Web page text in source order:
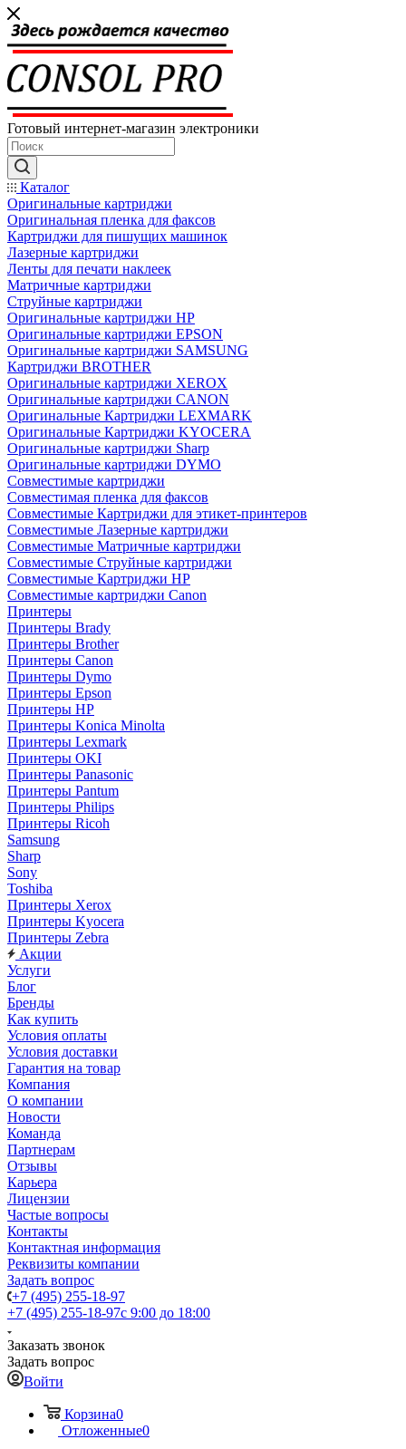
Готовый интернет-магазин электроники
Каталог
Оригинальные картриджи
Оригинальная пленка для факсов
Картриджи для пишущих машинок
Лазерные картриджи
Ленты для печати наклеек
Матричные картриджи
Струйные картриджи
Оригинальные картриджи HP
Оригинальные картриджи EPSON
Оригинальные картриджи SAMSUNG
Картриджи BROTHER
Оригинальные картриджи XEROX
Оригинальные картриджи CANON
Оригинальные Картриджи LEXMARK
Оригинальные Картриджи KYOCERA
Оригинальные картриджи Sharp
Оригинальные картриджи DYMO
Совместимые картриджи
Совместимая пленка для факсов
Совместимые Картриджи для этикет-принтеров
Совместимые Лазерные картриджи
Совместимые Матричные картриджи
Совместимые Струйные картриджи
Совместимые Картриджи HP
Совместимые картриджи Canon
Принтеры
Принтеры Brady
Принтеры Brother
Принтеры Canon
Принтеры Dymo
Принтеры Epson
Принтеры HP
Принтеры Konica Minolta
Принтеры Lexmark
Принтеры OKI
Принтеры Panasonic
Принтеры Pantum
Принтеры Philips
Принтеры Ricoh
Samsung
Sharp
Sony
Toshiba
Принтеры Xerox
Принтеры Kyocera
Принтеры Zebra
Акции
Услуги
Блог
Бренды
Как купить
Условия оплаты
Условия доставки
Гарантия на товар
Компания
О компании
Новости
Команда
Партнерам
Отзывы
Карьера
Лицензии
Частые вопросы
Контакты
Контактная информация
Реквизиты компании
Задать вопрос
+7 (495) 255-18-97
+7 (495) 255-18-97с 9:00 до 18:00
Заказать звонок
Задать вопрос
Войти
Корзина0
Отложенные0